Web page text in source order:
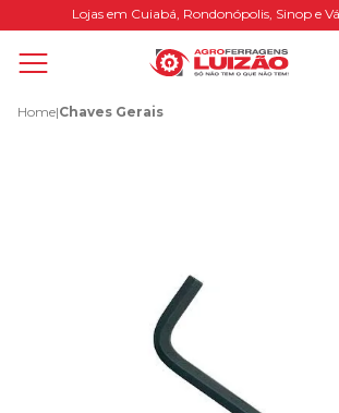
Lojas em Cuiabá, Rondonópolis, Sinop e
Home|Chaves Gerais